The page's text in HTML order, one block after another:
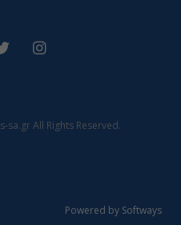
All Rights Reserved.
Powered by Softways